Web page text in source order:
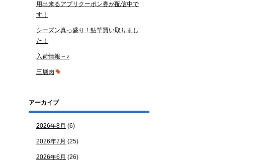
用出来るアプリクーポン券が配信中で
す！
シーズン真っ盛り！鮎竿買い取りまし
た！
入荷情報～♪
三層肉
アーカイブ
2026年8月 (6)
2026年7月 (25)
2026年6月 (26)